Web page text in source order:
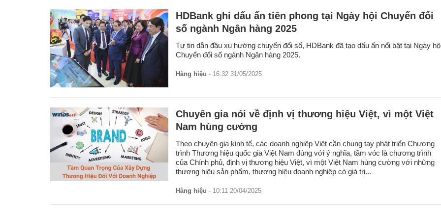
HDBank ghi dấu ấn tiên phong tại Ngày hội Chuyển đổi
số ngành Ngân hàng 2025
Tự tin dẫn đầu xu hướng chuyển đổi số, HDBank đã tạo dấu ấn nổi bật tại Ngày
Chuyển đổi số ngành Ngân hàng 2025.
Hàng hiệu - 16:32 31/05/2025
Chuyên gia nói về định vị thương hiệu Việt, vì một Việt
Nam hùng cường
Theo chuyên gia kinh tế, các doanh nghiệp Việt cần chung tay phát triển Chương
trình Thương hiệu quốc gia Việt Nam đúng với ý nghĩa, tầm vóc là chương trình
của Chính phủ, định vị thương hiệu Việt, vì một Việt Nam hùng cường với những
thương hiệu sản phẩm, thương hiệu doanh nghiệp có giá trị...
Hàng hiệu - 10:11 20/04/2025